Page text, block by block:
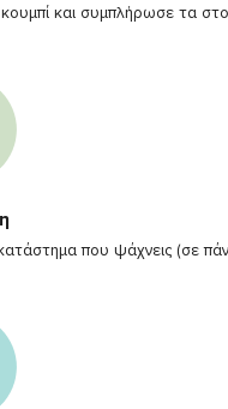
και συμπλήρωσε τα
που ψάχνεις (σε